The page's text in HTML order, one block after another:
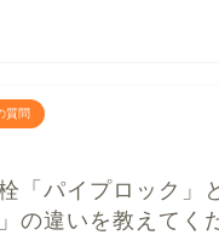
質問
「パイプロック」
の違いを教えてく